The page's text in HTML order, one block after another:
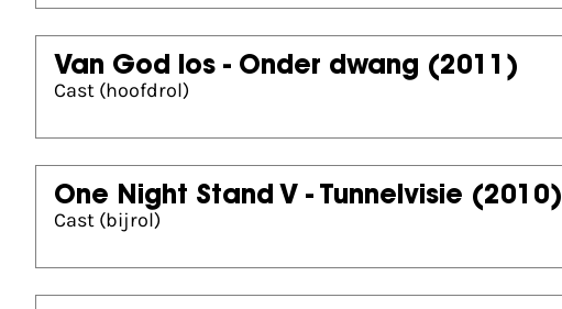
Van God los - Onder dwang (2011)
Cast (hoofdrol)
One Night Stand V - Tunnelvisie (2010)
Cast (bijrol)